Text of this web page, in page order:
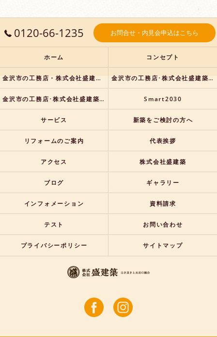
0120-66-1235 お問合せ・内見会申込はこちら
ホーム コンセプト
金沢市の工務店・株式会社盛建築の口コミ情報 金沢市の工務店･株式会社盛建築の評判
金沢市の工務店･株式会社盛建築のお客様の声 Smart2030
サービス 新築をご検討の方へ
リフォームのご案内 代表挨拶
アクセス 株式会社盛建築
ブログ ギャラリー
インフォメーション 資料請求
テスト お問い合わせ
プライバシーポリシー サイトマップ